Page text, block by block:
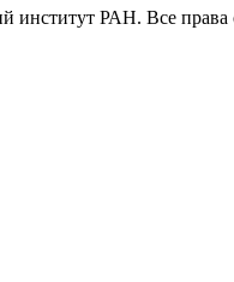
институт РАН. Все права